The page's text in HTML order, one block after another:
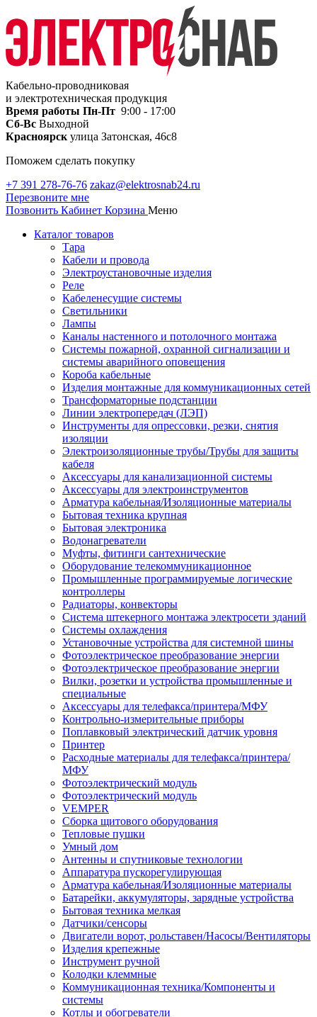
Кабельно-проводниковая
и электротехническая продукция
Время работы Пн-Пт 9:00 - 17:00
Сб-Вс Выходной
Красноярск улица Затонская, 46с8
Поможем сделать покупку
+7 391 278-76-76 zakaz@elektrosnab24.ru
Перезвоните мне
Позвонить Кабинет Корзина Меню
Каталог товаров
Тара
Кабели и провода
Электроустановочные изделия
Реле
Кабеленесущие системы
Светильники
Лампы
Каналы настенного и потолочного монтажа
Системы пожарной, охранной сигнализации и
системы аварийного оповещения
Короба кабельные
Изделия монтажные для коммуникационных сетей
Трансформаторные подстанции
Линии электропередач (ЛЭП)
Инструменты для опрессовки, резки, снятия
изоляции
Электроизоляционные трубы/Трубы для защиты
кабеля
Аксессуары для канализационной системы
Аксессуары для электроинструментов
Арматура кабельная/Изоляционные материалы
Бытовая техника крупная
Бытовая электроника
Водонагреватели
Муфты, фитинги сантехнические
Оборудование телекоммуникационное
Промышленные программируемые логические
контроллеры
Радиаторы, конвекторы
Система штекерного монтажа электросети зданий
Системы охлаждения
Установочные устройства для системной шины
Фотоэлектрическое преобразование энергии
Фотоэлектрическое преобразование энергии
Вилки, розетки и устройства промышленные и
специальные
Аксессуары для телефакса/принтера/МФУ
Контрольно-измерительные приборы
Поплавковый электрический датчик уровня
Принтер
Расходные материалы для телефакса/принтера/
МФУ
Фотоэлектрический модуль
Фотоэлектрический модуль
VEMPER
Сборка щитового оборудования
Тепловые пушки
Умный дом
Антенны и спутниковые технологии
Аппаратура пускорегулирующая
Арматура кабельная/Изоляционные материалы
Батарейки, аккумуляторы, зарядные устройства
Бытовая техника мелкая
Датчики/сенсоры
Двигатели ворот, рольставен/Насосы/Вентиляторы
Изделия крепежные
Инструмент ручной
Колодки клеммные
Коммуникационная техника/Компоненты и
системы
Котлы и обогреватели